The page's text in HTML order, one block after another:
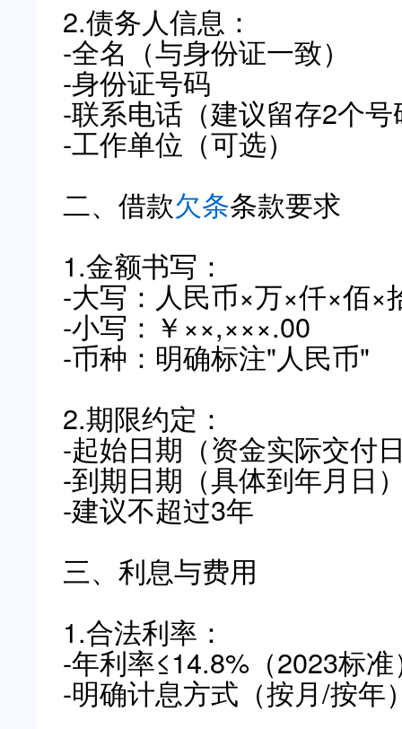
2.债务人信息：
-全名（与身份证一致）
-身份证号码
-联系电话（建议留存2个号
-工作单位（可选）
二、借款欠条条款要求
1.金额书写：
-大写：人民币×万×仟×佰×
-小写：￥××,×××.00
-币种：明确标注"人民币"
2.期限约定：
-起始日期（资金实际交付
-到期日期（具体到年月日
-建议不超过3年
三、利息与费用
1.合法利率：
-年利率≤14.8%（2023标准
-明确计息方式（按月/按年